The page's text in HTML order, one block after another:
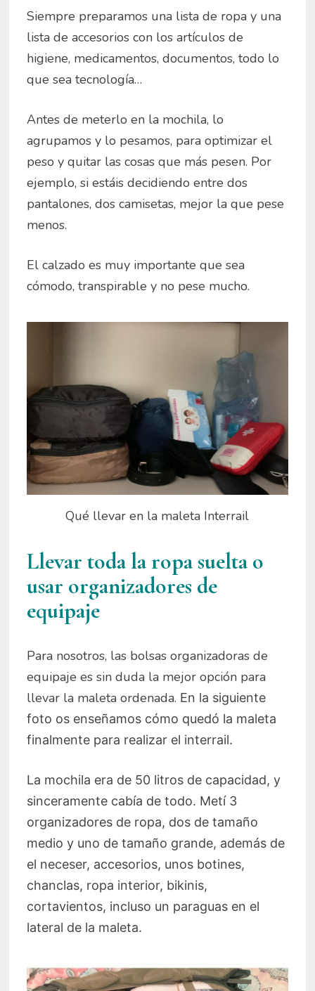
Siempre preparamos una lista de ropa y una
lista de accesorios con los artículos de
higiene, medicamentos, documentos, todo lo
que sea tecnología…
Antes de meterlo en la mochila, lo
agrupamos y lo pesamos, para optimizar el
peso y quitar las cosas que más pesen. Por
ejemplo, si estáis decidiendo entre dos
pantalones, dos camisetas, mejor la que pese
menos.
El calzado es muy importante que sea
cómodo, transpirable y no pese mucho.
Qué llevar en la maleta Interrail
Llevar toda la ropa suelta o
usar organizadores de
equipaje
Para nosotros, las bolsas organizadoras de
equipaje es sin duda la mejor opción para
llevar la maleta ordenada. En la siguiente
foto os enseñamos cómo quedó la maleta
finalmente para realizar el interrail.
La mochila era de 50 litros de capacidad, y
sinceramente cabía de todo. Metí 3
organizadores de ropa, dos de tamaño
medio y uno de tamaño grande, además de
el neceser, accesorios, unos botines,
chanclas, ropa interior, bikinis,
cortavientos, incluso un paraguas en el
lateral de la maleta.